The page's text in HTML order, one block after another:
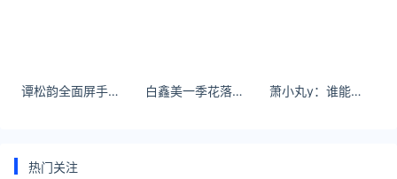
谭松韵全面屏手机桌面壁纸 向来缘浅，奈何情深。 白鑫美一季花落，落满地。一脸残笑，笑苍生。 萧小丸y：谁能拒绝这个甜舞～我是不会放弃去海边跳的！
热门关注